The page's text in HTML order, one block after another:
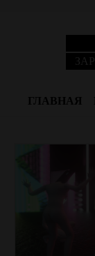
ГЛАВНАЯ